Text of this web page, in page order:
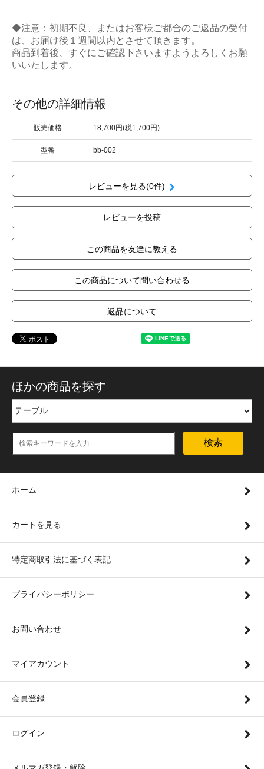
◆注意：初期不良、またはお客様ご都合のご返品の受付
は、お届け後１週間以内とさせて頂きます。
商品到着後、すぐにご確認下さいますようよろしくお願
いいたします。
その他の詳細情報
販売価格 18,700円(税1,700円)
型番 bb-002
レビューを見る(0件)
レビューを投稿
この商品を友達に教える
この商品について問い合わせる
返品について
ほかの商品を探す
検索
ホーム
カートを見る
特定商取引法に基づく表記
プライバシーポリシー
お問い合わせ
マイアカウント
会員登録
ログイン